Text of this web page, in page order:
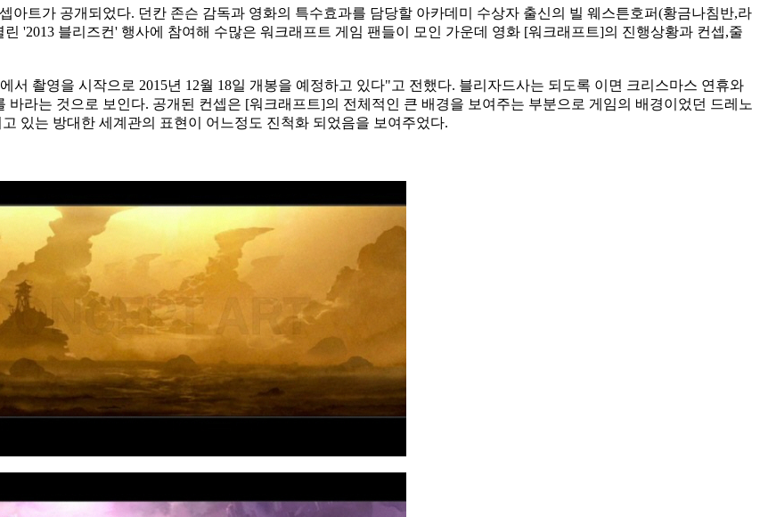
트가 공개되었다. 던칸 존슨 감독과 영화의 특수효과를 담당할 아카데미 수상자 출신의 빌 웨스튼호퍼(황금나침반,라
'2013 블리즈컨' 행사에 참여해 수많은 워크래프트 게임 팬들이 모인 가운데 영화 [워크래프트]의 진행상황과 컨셉,줄
서 촬영을 시작으로 2015년 12월 18일 개봉을 예정하고 있다"고 전했다. 블리자드사는 되도록 이면 크리스마스 연휴와
바라는 것으로 보인다. 공개된 컨셉은 [워크래프트]의 전체적인 큰 배경을 보여주는 부분으로 게임의 배경이었던 드레노
있는 방대한 세계관의 표현이 어느정도 진척화 되었음을 보여주었다.